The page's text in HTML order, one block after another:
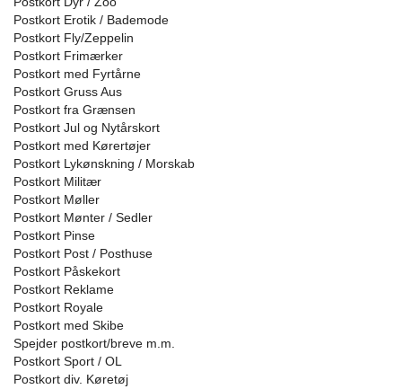
Postkort Erotik / Bademode
Postkort Fly/Zeppelin
Postkort Frimærker
Postkort med Fyrtårne
Postkort Gruss Aus
Postkort fra Grænsen
Postkort Jul og Nytårskort
Postkort med Kørertøjer
Postkort Lykønskning / Morskab
Postkort Militær
Postkort Møller
Postkort Mønter / Sedler
Postkort Pinse
Postkort Post / Posthuse
Postkort Påskekort
Postkort Reklame
Postkort Royale
Postkort med Skibe
Spejder postkort/breve m.m.
Postkort Sport / OL
Postkort div. Køretøj